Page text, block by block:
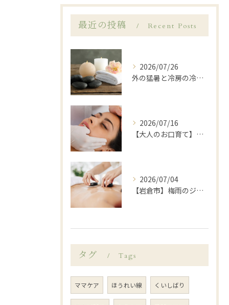
最近の投稿 Recent Posts
2026/07/26
外の猛暑と冷房の冷えに…夏の「寒暖差疲労」を温活ケアでリセット🌿岩倉市LANA
2026/07/16
【大人のお口育て】「顔が大きくなった？」と感じたら始めたい、岩倉市歯科衛生士による口元ゆるめケア
2026/07/04
【岩倉市】梅雨のジメジメや暑さで乱れがちな自律神経を整えてみませんか？
タグ Tags
ママケア ほうれい線 くいしばり